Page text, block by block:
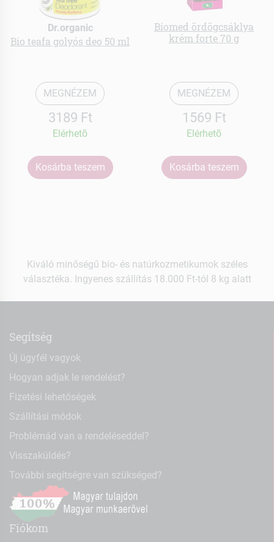
Dr.organic
Bio teafa golyós deo 50 ml
MEGNÉZEM
3189 Ft
Elérhetõ
Kosárba teszem
Biomed ördögcsáklya
krém forte 70 g
MEGNÉZEM
1569 Ft
Elérhetõ
Kosárba teszem
Kiváló minőségű bio- és natúrkozmetikumok széles
választéka. Ingyenes szállítás 18.000 Ft-tól 8 kg alatt
Segítség
Új ügyfél vagyok
Hogyan adjak le rendelést?
Fizetési lehetőségek
Szállítási módok
Problémád van a rendeléseddel?
Visszaküldés?
További segítségre van szükséged?
Fiókom